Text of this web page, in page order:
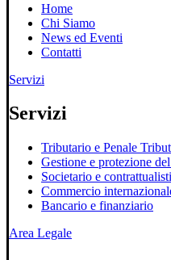
Home
Chi Siamo
News ed Eventi
Contatti
Servizi
Servizi
Tributario e Penale
Gestione e protezione
Societario e
Commercio
Bancario e finanziario
Area Legale